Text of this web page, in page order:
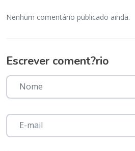
Nenhum comentário publicado ainda.
Escrever coment?rio